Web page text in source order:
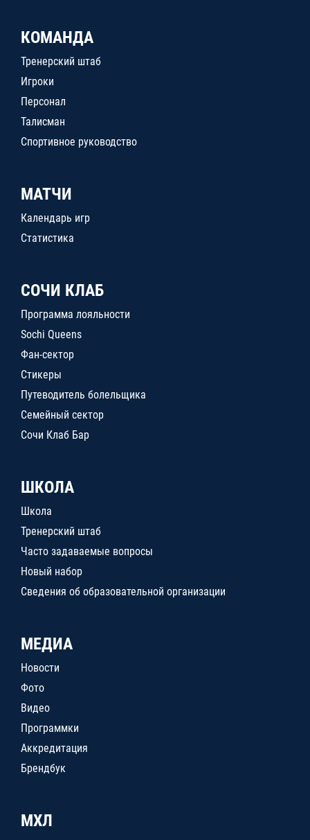
КОМАНДА
Тренерский штаб
Игроки
Персонал
Талисман
Спортивное руководство
МАТЧИ
Календарь игр
Статистика
СОЧИ КЛАБ
Программа лояльности
Sochi Queens
Фан-сектор
Стикеры
Путеводитель болельщика
Семейный сектор
Сочи Клаб Бар
ШКОЛА
Школа
Тренерский штаб
Часто задаваемые вопросы
Новый набор
Сведения об образовательной организации
МЕДИА
Новости
Фото
Видео
Программки
Аккредитация
Брендбук
МХЛ